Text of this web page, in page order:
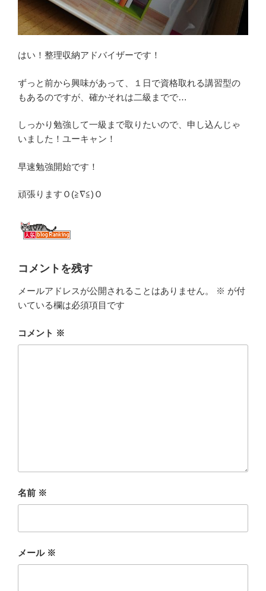
はい！整理収納アドバイザーです！
ずっと前から興味があって、１日で資格取れる講習型の
もあるのですが、確かそれは二級までで…
しっかり勉強して一級まで取りたいので、申し込んじゃ
いました！ユーキャン！
早速勉強開始です！
頑張りますＯ(≧∇≦)Ｏ
コメントを残す
メールアドレスが公開されることはありません。 ※ が付
いている欄は必須項目です
コメント ※
名前 ※
メール ※